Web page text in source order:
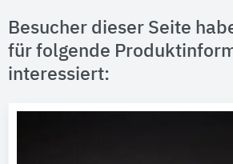
Besucher dieser Seite
für folgende
interessiert: